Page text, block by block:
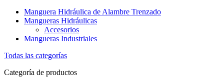
Manguera Hidráulica de Alambre Trenzado
Mangueras Hidráulicas
Accesorios
Mangueras Industriales
Todas las categorías
Categoría de productos